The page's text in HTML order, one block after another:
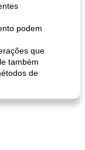
podem
que
também
de